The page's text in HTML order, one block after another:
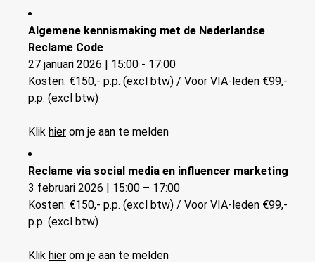
Algemene kennismaking met de Nederlandse
Reclame Code
27 januari 2026 | 15:00 - 17:00
Kosten: €150,- p.p. (excl btw) / Voor VIA-leden €99,-
p.p. (excl btw)
Klik hier om je aan te melden
Reclame via social media en influencer marketing
3 februari 2026 | 15:00 – 17:00
Kosten: €150,- p.p. (excl btw) / Voor VIA-leden €99,-
p.p. (excl btw)
Klik hier om je aan te melden